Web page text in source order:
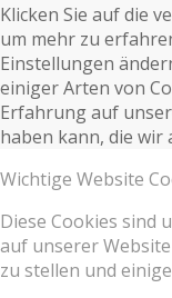
Klicken Sie auf die
um mehr zu
Einstellungen
einiger Arten von
Erfahrung auf
haben kann, die wir
Wichtige Website
Diese Cookies sind
auf unserer
zu stellen und